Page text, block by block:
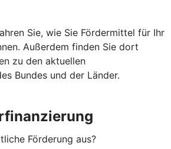
Sie, wie Sie Fördermittel für Ihr
Außerdem finden Sie dort
zu den aktuellen
Bundes und der Länder.
Förderung aus?